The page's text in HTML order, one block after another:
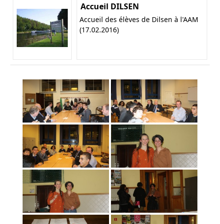
Accueil DILSEN
Accueil des élèves de Dilsen à l'AAM
(17.02.2016)